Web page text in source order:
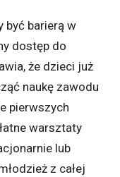
być barierą w
dostęp do
że dzieci już
naukę zawodu
pierwszych
warsztaty
lub
z całej